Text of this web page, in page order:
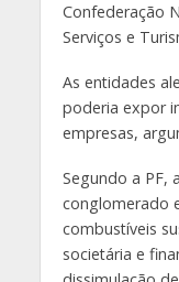
Confederação
Serviços e
As entidades
poderia expor
empresas,
Segundo a PF,
conglomerado
combustíveis
societária e